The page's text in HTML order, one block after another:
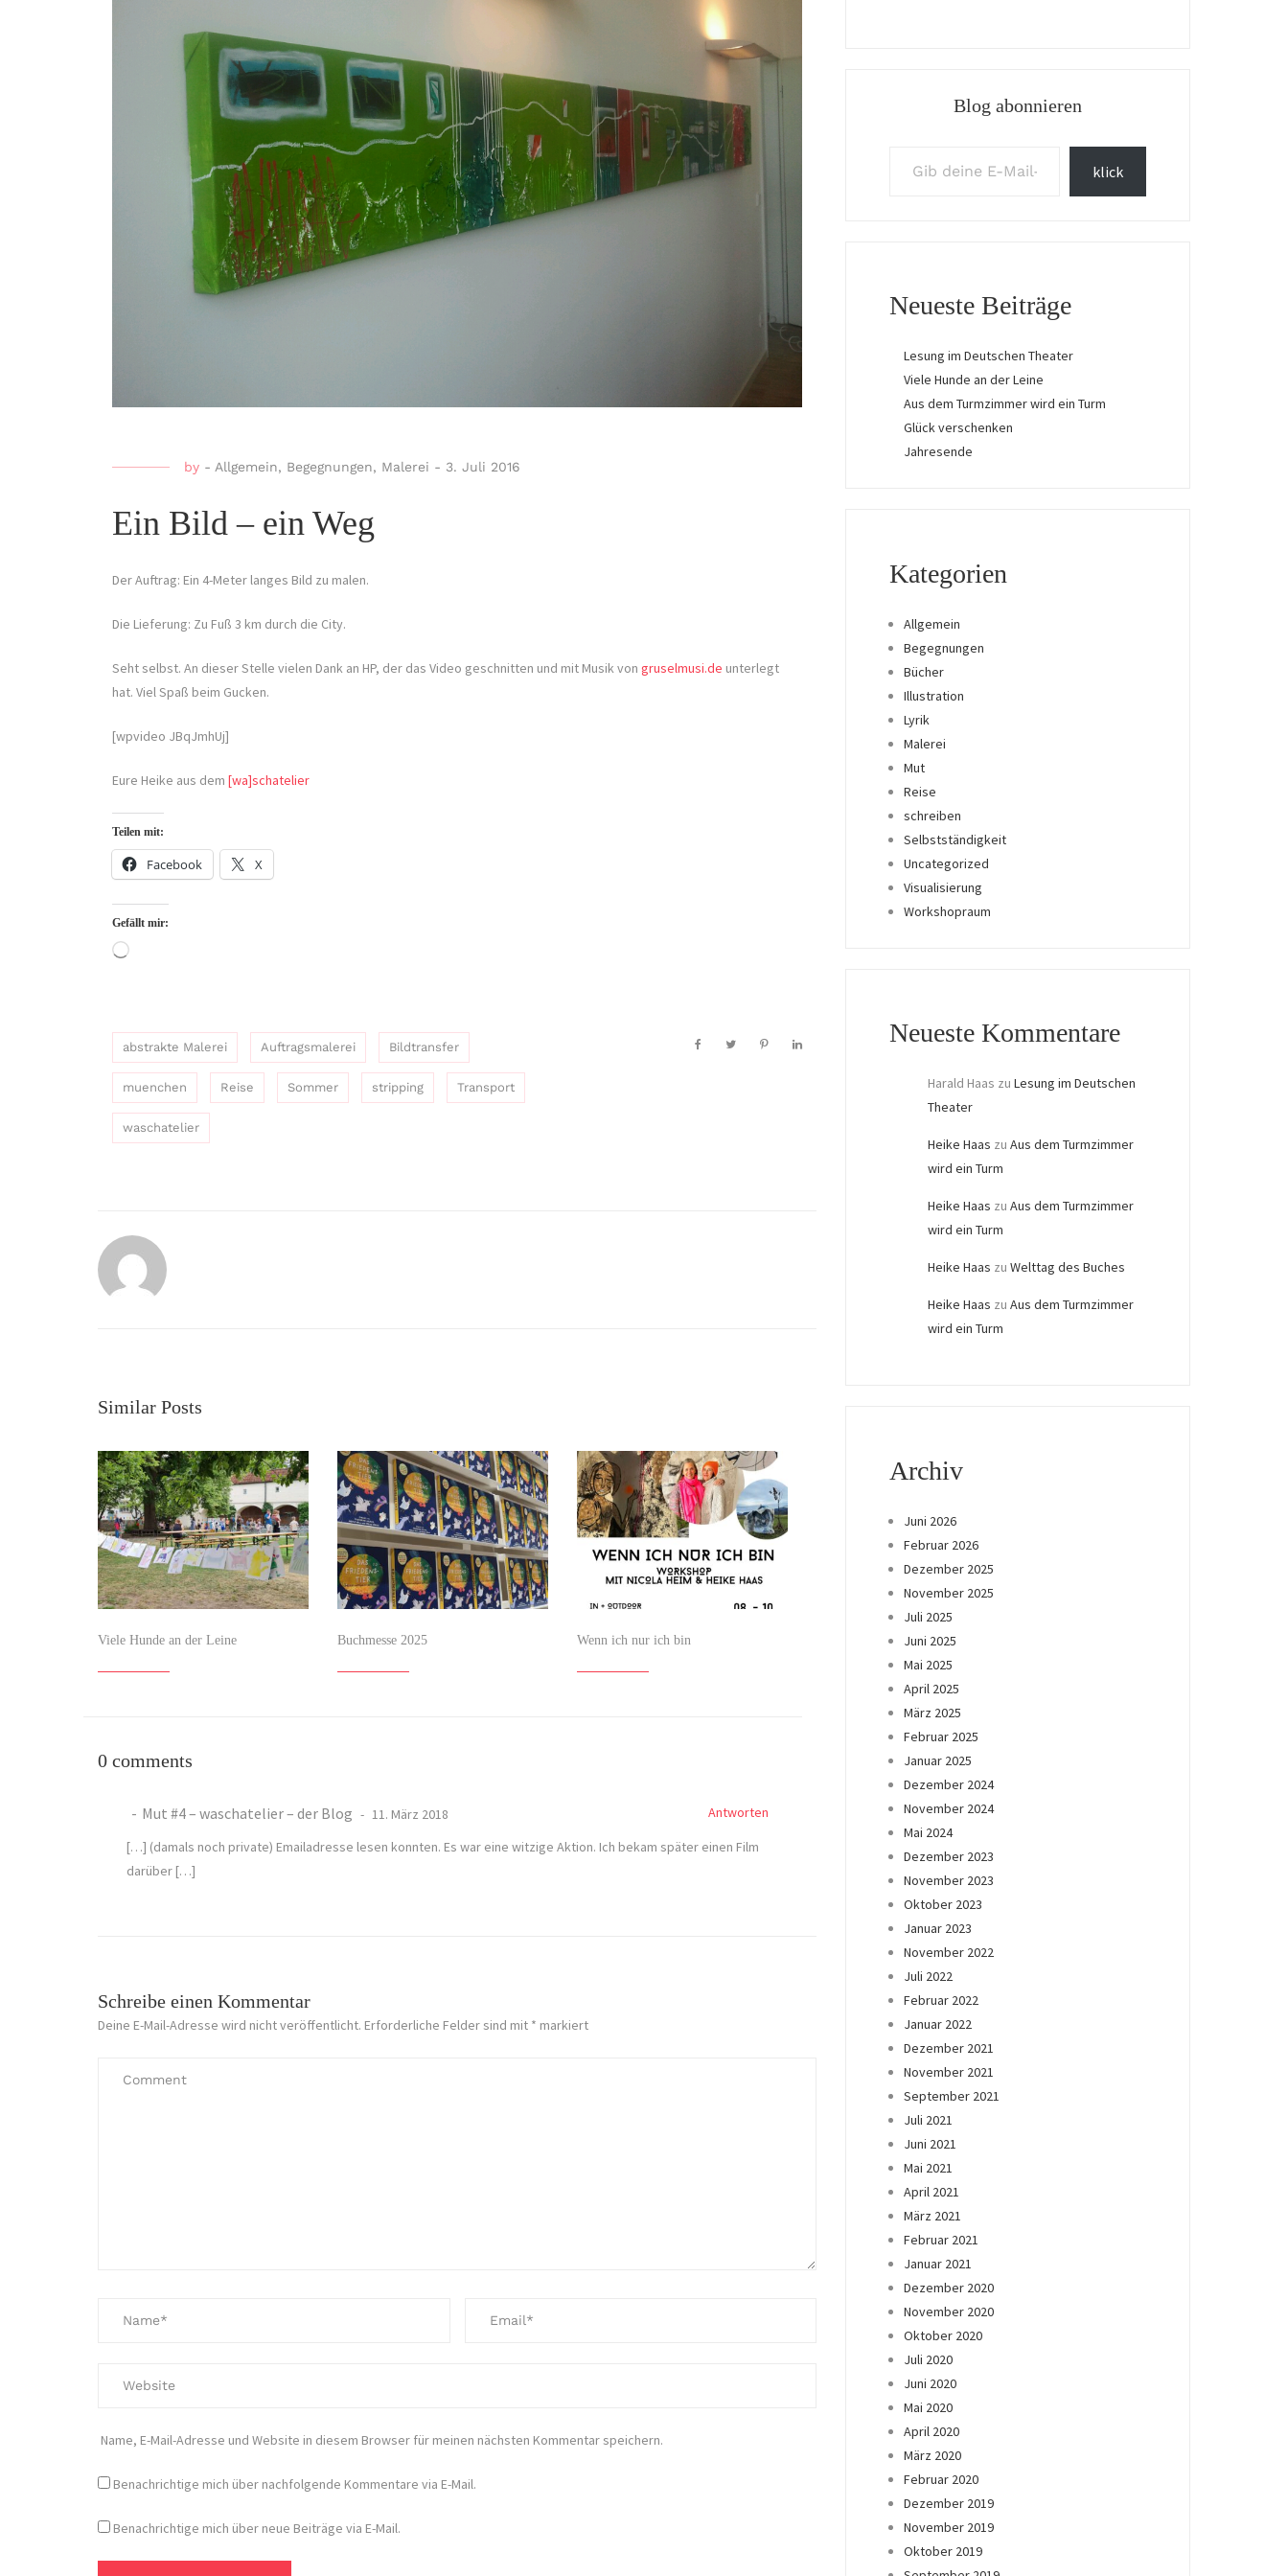
by - Allgemein, Begegnungen, Malerei - 3. Juli 2016
Ein Bild – ein Weg
Der Auftrag: Ein 4-Meter langes Bild zu malen.
Die Lieferung: Zu Fuß 3 km durch die City.
Seht selbst. An dieser Stelle vielen Dank an HP, der das Video geschnitten und mit Musik von gruselmusi.de unterlegt
hat. Viel Spaß beim Gucken.
[wpvideo JBqJmhUj]
Eure Heike aus dem [wa]schatelier
Teilen mit:
Facebook X
Gefällt mir:
Wird
abstrakte Malerei Auftragsmalerei Bildtransfer
muenchen Reise Sommer stripping Transport
waschatelier
Similar Posts
Viele Hunde an der Leine Buchmesse 2025 Wenn ich nur ich bin
0 comments
Mut #4 – waschatelier – der Blog 11. März 2018
Antworten
[…] (damals noch private) Emailadresse lesen konnten. Es war eine witzige Aktion. Ich bekam später einen Film
darüber […]
Schreibe einen Kommentar
Deine E-Mail-Adresse wird nicht veröffentlicht. Erforderliche Felder sind mit * markiert
Name, E-Mail-Adresse und Website in diesem Browser für meinen nächsten Kommentar speichern.
Benachrichtige mich über nachfolgende Kommentare via E-Mail.
Benachrichtige mich über neue Beiträge via E-Mail.
Blog abonnieren
klick
Neueste Beiträge
Lesung im Deutschen Theater
Viele Hunde an der Leine
Aus dem Turmzimmer wird ein Turm
Glück verschenken
Jahresende
Kategorien
Allgemein
Begegnungen
Bücher
Illustration
Lyrik
Malerei
Mut
Reise
schreiben
Selbstständigkeit
Uncategorized
Visualisierung
Workshopraum
Neueste Kommentare
Harald Haas zu Lesung im Deutschen
Theater
Heike Haas zu Aus dem Turmzimmer
wird ein Turm
Heike Haas zu Aus dem Turmzimmer
wird ein Turm
Heike Haas zu Welttag des Buches
Heike Haas zu Aus dem Turmzimmer
wird ein Turm
Archiv
Juni 2026
Februar 2026
Dezember 2025
November 2025
Juli 2025
Juni 2025
Mai 2025
April 2025
März 2025
Februar 2025
Januar 2025
Dezember 2024
November 2024
Mai 2024
Dezember 2023
November 2023
Oktober 2023
Januar 2023
November 2022
Juli 2022
Februar 2022
Januar 2022
Dezember 2021
November 2021
September 2021
Juli 2021
Juni 2021
Mai 2021
April 2021
März 2021
Februar 2021
Januar 2021
Dezember 2020
November 2020
Oktober 2020
Juli 2020
Juni 2020
Mai 2020
April 2020
März 2020
Februar 2020
Dezember 2019
November 2019
Oktober 2019